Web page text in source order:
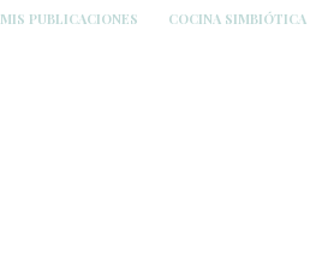
MIS PUBLICACIONES COCINA SIMBIÓTICA